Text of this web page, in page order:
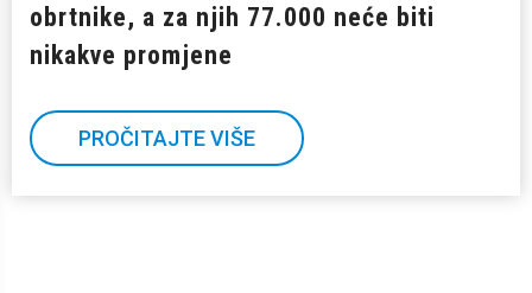
obrtnike, a za njih 77.000 neće biti
nikakve promjene
PROČITAJTE VIŠE